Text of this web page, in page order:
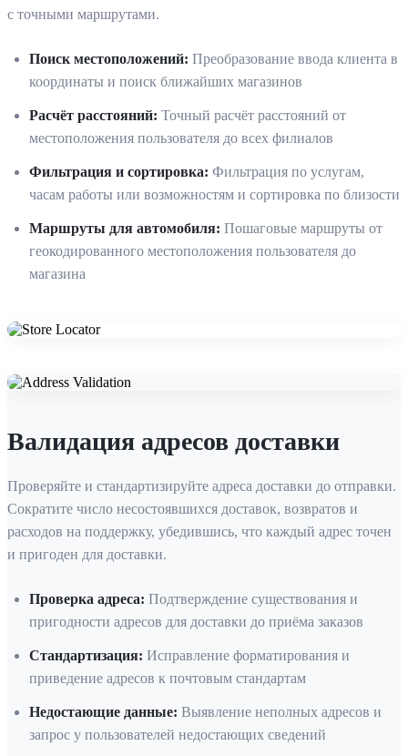
с точными маршрутами.
Поиск местоположений: Преобразование ввода клиента в
координаты и поиск ближайших магазинов
Расчёт расстояний: Точный расчёт расстояний от
местоположения пользователя до всех филиалов
Фильтрация и сортировка: Фильтрация по услугам,
часам работы или возможностям и сортировка по близости
Маршруты для автомобиля: Пошаговые маршруты от
геокодированного местоположения пользователя до
магазина
Валидация адресов доставки
Проверяйте и стандартизируйте адреса доставки до отправки.
Сократите число несостоявшихся доставок, возвратов и
расходов на поддержку, убедившись, что каждый адрес точен
и пригоден для доставки.
Проверка адреса: Подтверждение существования и
пригодности адресов для доставки до приёма заказов
Стандартизация: Исправление форматирования и
приведение адресов к почтовым стандартам
Недостающие данные: Выявление неполных адресов и
запрос у пользователей недостающих сведений